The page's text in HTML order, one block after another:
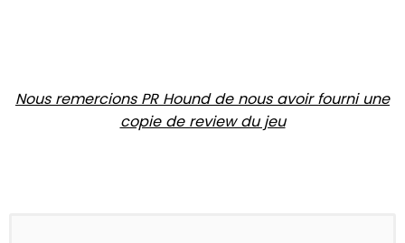
Nous remercions PR Hound de nous avoir fourni une
copie de review du jeu